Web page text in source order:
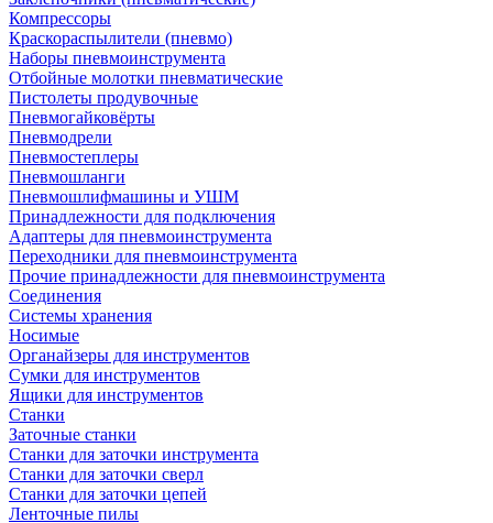
Компрессоры
Краскораспылители (пневмо)
Наборы пневмоинструмента
Отбойные молотки пневматические
Пистолеты продувочные
Пневмогайковёрты
Пневмодрели
Пневмостеплеры
Пневмошланги
Пневмошлифмашины и УШМ
Принадлежности для подключения
Адаптеры для пневмоинструмента
Переходники для пневмоинструмента
Прочие принадлежности для пневмоинструмента
Соединения
Системы хранения
Носимые
Органайзеры для инструментов
Сумки для инструментов
Ящики для инструментов
Станки
Заточные станки
Станки для заточки инструмента
Станки для заточки сверл
Станки для заточки цепей
Ленточные пилы